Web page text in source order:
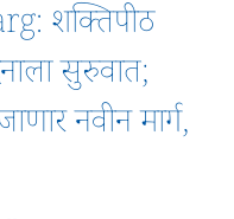
शक्तिपीठ
सुरुवात;
नवीन मार्ग,